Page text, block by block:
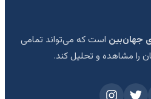
جهان‌بین است که می‌تواند تمامی
را مشاهده و تحلیل کند.